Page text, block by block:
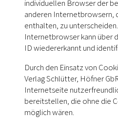
individuellen Browser der
anderen Internetbrowsern,
enthalten, zu
Internetbrowser kann über
ID wiedererkannt und
Durch den Einsatz von
Verlag Schlütter, Höfner
Internetseite
bereitstellen, die ohne die
möglich wären.